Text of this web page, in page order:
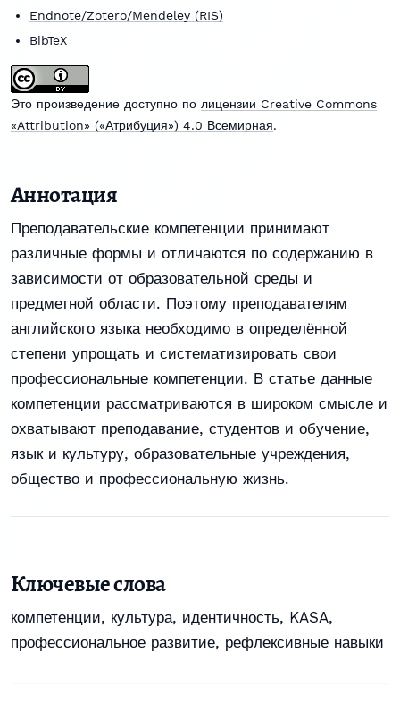
Endnote/Zotero/Mendeley (RIS)
BibTeX
Это произведение доступно по лицензии Creative Commons
«Attribution» («Атрибуция») 4.0 Всемирная.
Аннотация
Преподавательские компетенции принимают
различные формы и отличаются по содержанию в
зависимости от образовательной среды и
предметной области. Поэтому преподавателям
английского языка необходимо в определённой
степени упрощать и систематизировать свои
профессиональные компетенции. В статье данные
компетенции рассматриваются в широком смысле и
охватывают преподавание, студентов и обучение,
язык и культуру, образовательные учреждения,
общество и профессиональную жизнь.
Ключевые слова
компетенции, культура, идентичность, KASA,
профессиональное развитие, рефлексивные навыки